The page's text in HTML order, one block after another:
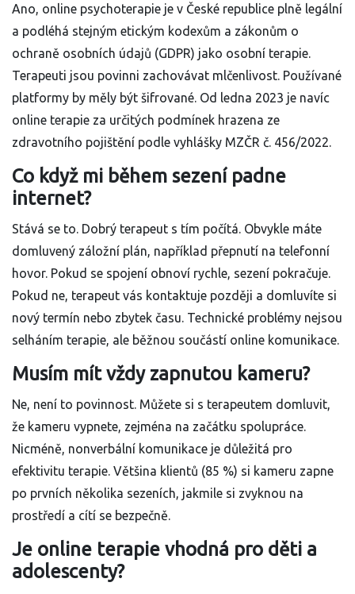
Ano, online psychoterapie je v České republice plně legální
a podléhá stejným etickým kodexům a zákonům o
ochraně osobních údajů (GDPR) jako osobní terapie.
Terapeuti jsou povinni zachovávat mlčenlivost. Používané
platformy by měly být šifrované. Od ledna 2023 je navíc
online terapie za určitých podmínek hrazena ze
zdravotního pojištění podle vyhlášky MZČR č. 456/2022.
Co když mi během sezení padne
internet?
Stává se to. Dobrý terapeut s tím počítá. Obvykle máte
domluvený záložní plán, například přepnutí na telefonní
hovor. Pokud se spojení obnoví rychle, sezení pokračuje.
Pokud ne, terapeut vás kontaktuje později a domluvíte si
nový termín nebo zbytek času. Technické problémy nejsou
selháním terapie, ale běžnou součástí online komunikace.
Musím mít vždy zapnutou kameru?
Ne, není to povinnost. Můžete si s terapeutem domluvit,
že kameru vypnete, zejména na začátku spolupráce.
Nicméně, nonverbální komunikace je důležitá pro
efektivitu terapie. Většina klientů (85 %) si kameru zapne
po prvních několika sezeních, jakmile si zvyknou na
prostředí a cítí se bezpečně.
Je online terapie vhodná pro děti a
adolescenty?